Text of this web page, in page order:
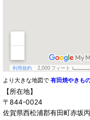
より大きな地図で 有田焼やきも
【所在地】
〒844-0024
佐賀県西松浦郡有田町赤